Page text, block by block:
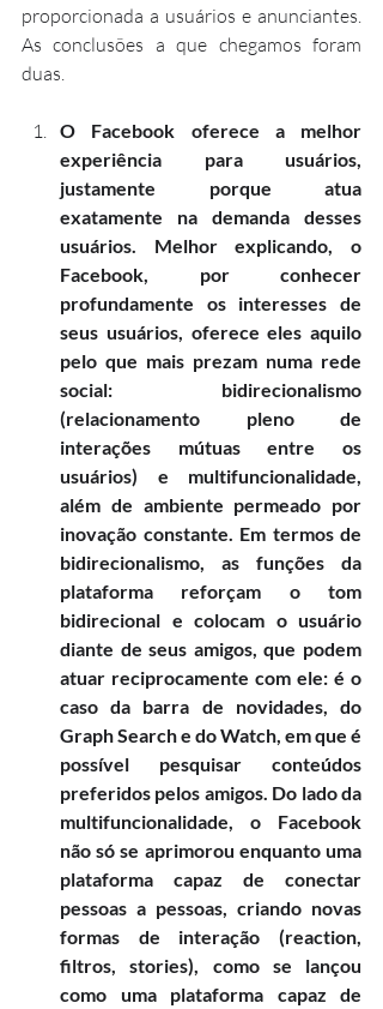
proporcionada a usuários e anunciantes.
As conclusões a que chegamos foram
duas.
O Facebook oferece a melhor
experiência para usuários,
justamente porque atua
exatamente na demanda desses
usuários. Melhor explicando, o
Facebook, por conhecer
profundamente os interesses de
seus usuários, oferece eles aquilo
pelo que mais prezam numa rede
social: bidirecionalismo
(relacionamento pleno de
interações mútuas entre os
usuários) e multifuncionalidade,
além de ambiente permeado por
inovação constante. Em termos de
bidirecionalismo, as funções da
plataforma reforçam o tom
bidirecional e colocam o usuário
diante de seus amigos, que podem
atuar reciprocamente com ele: é o
caso da barra de novidades, do
Graph Search e do Watch, em que é
possível pesquisar conteúdos
preferidos pelos amigos. Do lado da
multifuncionalidade, o Facebook
não só se aprimorou enquanto uma
plataforma capaz de conectar
pessoas a pessoas, criando novas
formas de interação (reaction,
filtros, stories), como se lançou
como uma plataforma capaz de